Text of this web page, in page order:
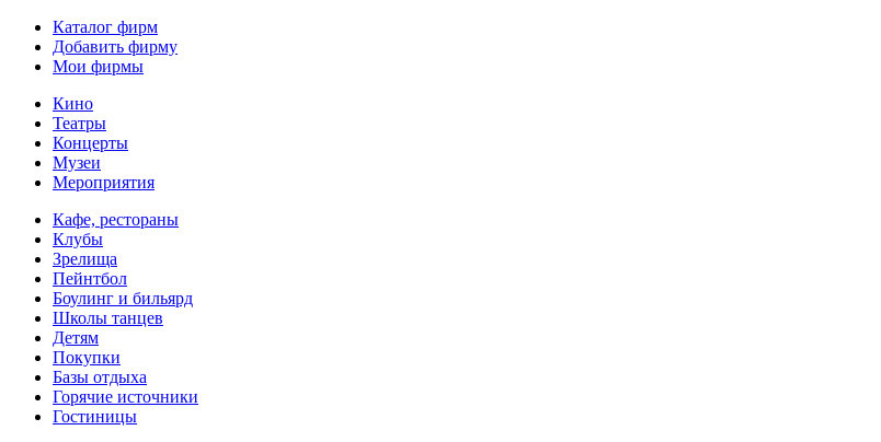
Каталог фирм
Добавить фирму
Мои фирмы
Кино
Театры
Концерты
Музеи
Мероприятия
Кафе, рестораны
Клубы
Зрелища
Пейнтбол
Боулинг и бильярд
Школы танцев
Детям
Покупки
Базы отдыха
Горячие источники
Гостиницы